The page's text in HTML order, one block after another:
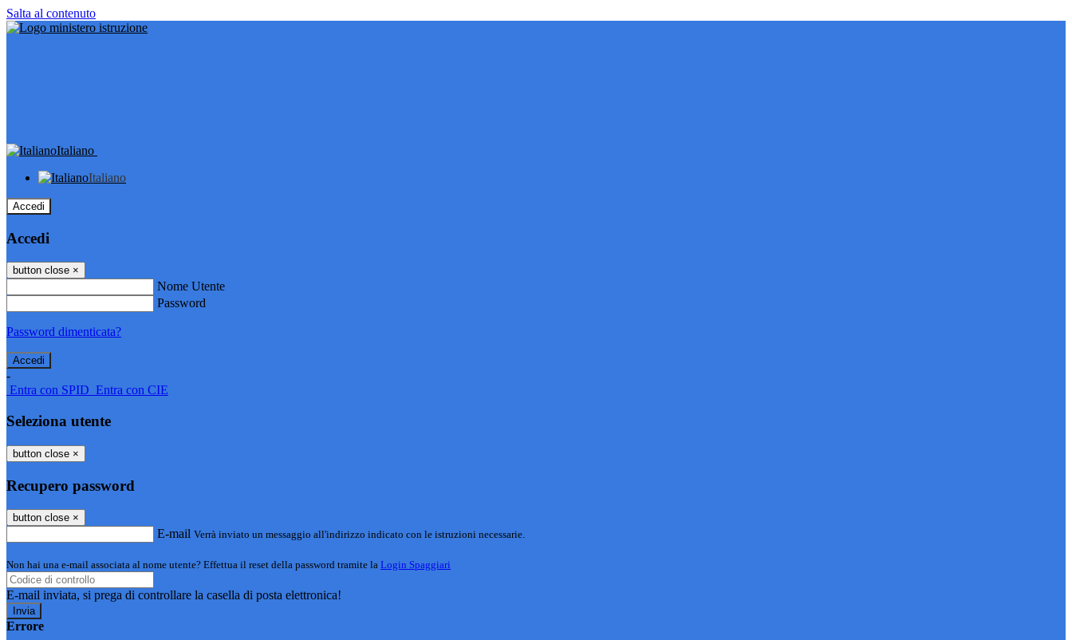
Salta al contenuto
Italiano
Italiano
Accedi
Accedi
button close ×
Nome Utente
Password
Password dimenticata?
-
Entra con SPID Entra con CIE
Seleziona utente
button close ×
Recupero password
button close ×
E-mail Verrà inviato un messaggio all'indirizzo indicato con le istruzioni necessarie.
Non hai una e-mail associata al nome utente? Effettua il reset della password tramite la Login Spaggiari
E-mail inviata, si prega di controllare la casella di posta elettronica!
Errore